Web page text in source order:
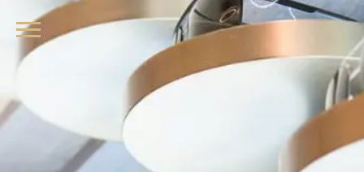
品牌眼鏡、精品墨鏡、名牌太陽眼